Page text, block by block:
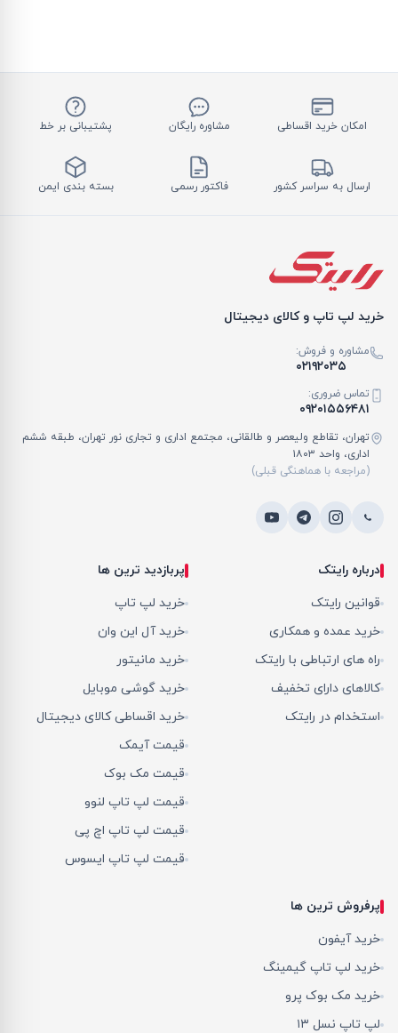
امکان خرید اقساطی مشاوره رایگان پشتیبانی بر خط
ارسال به سراسر کشور فاکتور رسمی بسته بندی ایمن
خرید لپ تاپ و کالای دیجیتال
مشاوره و فروش:
۰۲۱۹۲۰۳۵
تماس ضروری:
۰۹۲۰۱۵۵۶۴۸۱
تهران، تقاطع ولیعصر و طالقانی، مجتمع اداری و تجاری نور تهران، طبقه ششم
اداری، واحد ۱۸۰۳
(مراجعه با هماهنگی قبلی)
درباره رایتک
قوانین رایتک
خرید عمده و همکاری
راه های ارتباطی با رایتک
کالاهای دارای تخفیف
استخدام در رایتک
پربازدید ترین ها
خرید لپ تاپ
خرید آل این وان
خرید مانیتور
خرید گوشی موبایل
خرید اقساطی کالای دیجیتال
قیمت آیمک
قیمت مک بوک
قیمت لپ تاپ لنوو
قیمت لپ تاپ اچ پی
قیمت لپ تاپ ایسوس
پرفروش ترین ها
خرید آیفون
خرید لپ تاپ گیمینگ
خرید مک بوک پرو
لپ تاپ نسل ۱۳